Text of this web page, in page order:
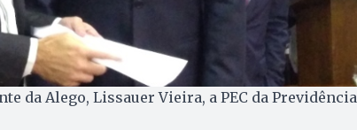
da Alego, Lissauer Vieira, a PEC da Previdência